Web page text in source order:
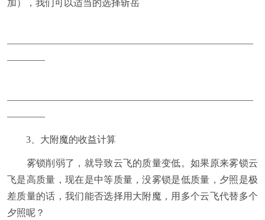
加），我们可以适当的选择斩岳
——————————————————————————
————
——————————————————————————
————
3、大附魔的收益计算
雾锁削弱了，就导致云飞的质量变低。如果原来雾锁云
飞是高质量，现在是中等质量，没雾锁是低质量，夕照是极
差质量的话，我们能否选择用大附魔，用多个云飞代替多个
夕照呢？